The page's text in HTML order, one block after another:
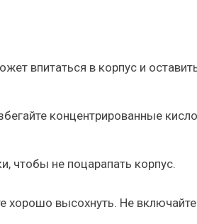
впитаться в корпус и
концентрированные
чтобы не поцарапать корпус.
хорошо высохнуть. Не включайте